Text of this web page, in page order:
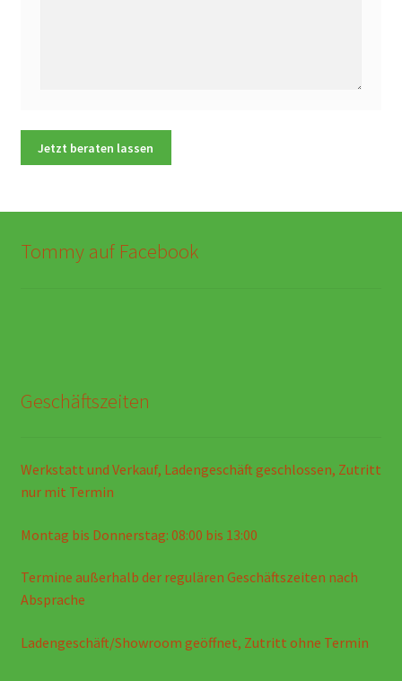
Tommy auf Facebook
Geschäftszeiten
Werkstatt und Verkauf, Ladengeschäft geschlossen, Zutritt
nur mit Termin
Montag bis Donnerstag: 08:00 bis 13:00
Termine außerhalb der regulären Geschäftszeiten nach
Absprache
Ladengeschäft/Showroom geöffnet, Zutritt ohne Termin